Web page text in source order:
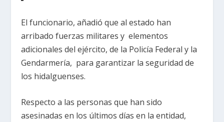
El funcionario, añadió que al estado han
arribado fuerzas militares y elementos
adicionales del ejército, de la Policía Federal y la
Gendarmería, para garantizar la seguridad de
los hidalguenses.
Respecto a las personas que han sido
asesinadas en los últimos días en la entidad,